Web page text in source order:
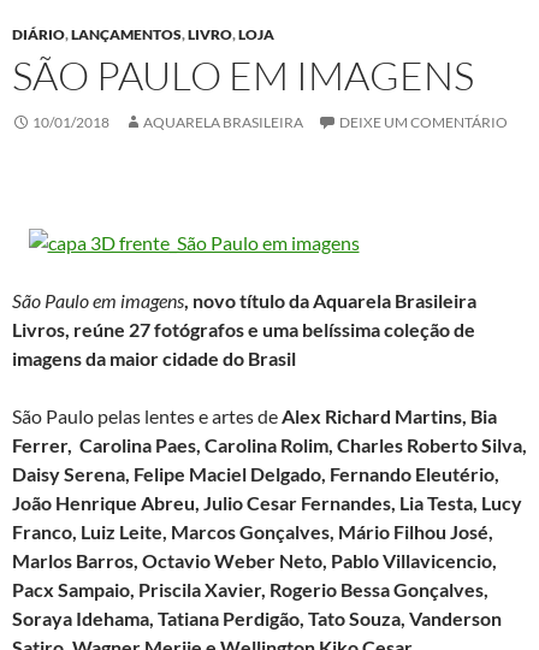
DIÁRIO,LANÇAMENTOS,LIVRO,LOJA
SÃO PAULO EM IMAGENS
10/01/2018 AQUARELA BRASILEIRA DEIXE UM COMENTÁRIO
São Paulo em imagens, novo título da Aquarela Brasileira
Livros, reúne 27 fotógrafos e uma belíssima coleção de
imagens da maior cidade do Brasil
São Paulo pelas lentes e artes deAlex Richard Martins, Bia
Ferrer, Carolina Paes, Carolina Rolim, Charles Roberto Silva,
Daisy Serena, Felipe Maciel Delgado, Fernando Eleutério,
João Henrique Abreu, Julio Cesar Fernandes, Lia Testa, Lucy
Franco, Luiz Leite, Marcos Gonçalves, Mário Filhou José,
Marlos Barros, Octavio Weber Neto, Pablo Villavicencio,
Pacx Sampaio, Priscila Xavier, Rogerio Bessa Gonçalves,
Soraya Idehama, Tatiana Perdigão, Tato Souza, Vanderson